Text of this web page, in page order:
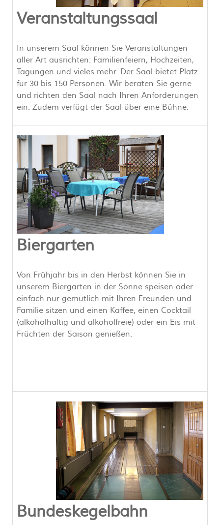
Veranstaltungssaal
In unserem Saal können Sie Veranstaltungen
aller Art ausrichten: Familienfeiern, Hochzeiten,
Tagungen und vieles mehr. Der Saal bietet Platz
für 30 bis 150 Personen. Wir beraten Sie gerne
und richten den Saal nach Ihren Anforderungen
ein. Zudem verfügt der Saal über eine Bühne.
Biergarten
Von Frühjahr bis in den Herbst können Sie in
unserem Biergarten in der Sonne speisen oder
einfach nur gemütlich mit Ihren Freunden und
Familie sitzen und einen Kaffee, einen Cocktail
(alkoholhaltig und alkoholfreie) oder ein Eis mit
Früchten der Saison genießen.
Bundeskegelbahn